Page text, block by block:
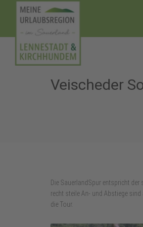
Veischeder
Die SauerlandSpur entspricht
recht steile An- und Abstiege
die Tour.